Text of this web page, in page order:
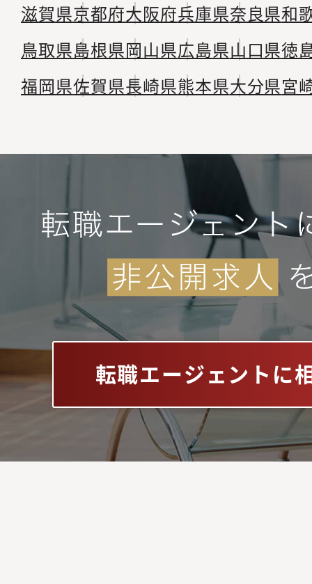
滋賀県京都府大阪府兵庫県奈良県和
鳥取県島根県岡山県広島県山口県徳
福岡県佐賀県長崎県熊本県大分県宮
転職エージェントに